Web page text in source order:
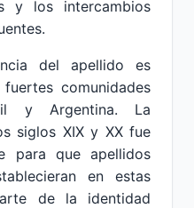
y los intercambios
del apellido es
comunidades
y Argentina. La
siglos XIX y XX fue
para que apellidos
en estas
de la identidad